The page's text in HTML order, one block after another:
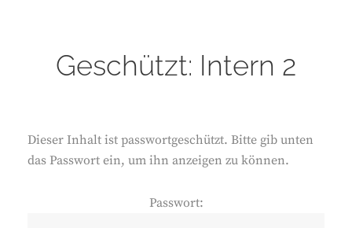
Geschützt: Intern 2
Dieser Inhalt ist passwortgeschützt. Bitte gib unten
das Passwort ein, um ihn anzeigen zu können.
Passwort: